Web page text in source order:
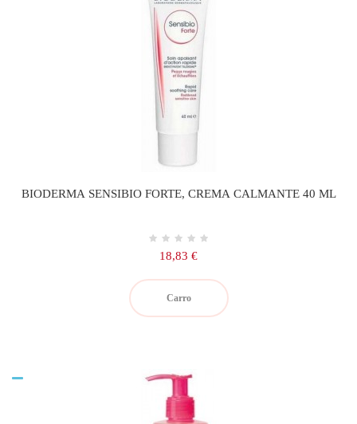
BIODERMA SENSIBIO FORTE, CREMA CALMANTE 40 ML
Precio
18,83 €
Carro